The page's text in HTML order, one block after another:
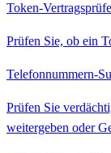
Token-
Prüfen Sie, ob ein
Telefonnummern-
Prüfen Sie
weitergeben oder